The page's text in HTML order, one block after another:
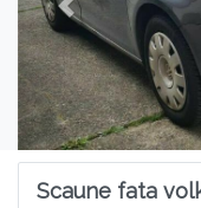
Scaune fata